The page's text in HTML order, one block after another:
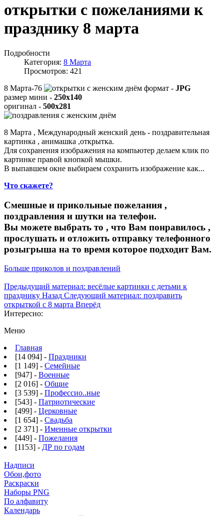
открытки с пожеланиями к
празднику 8 марта
Подробности
Категория: 8 Марта
Просмотров: 421
8 Марта-76
формат - JPG
размер мини - 250x140
оригинал - 500x281
8 Марта , Международный женский день - поздравительная
картинка , анимашка ,открытка.
Для сохранения изображения на компьютер делаем клик по
картинке правой кнопкой мышки.
В выпавшем окне выбираем сохранить изображение как...
Что скажете?
Смешные и прикольные пожелания ,
поздравления и шутки на телефон.
Вы можете выбрать то , что Вам понравилось ,
прослушать и отложить отправку телефонного
розыгрыша на то время которое подходит Вам.
Больше приколов и поздравлений
Предыдущий материал: весёлые картинки с детьми к
празднику Назад Следующий материал: поздравить
открыткой с 8 марта Вперёд
Интересно:
Меню
Главная
[14 094] - Праздники
[1 149] - Семейные
[947] - Военные
[2 016] - Общие
[3 539] - Профессио..ные
[543] - Патриотические
[499] - Церковные
[1 654] - Свадьба
[2 371] - Именные открытки
[449] - Пожелания
[1153] - ДР по годам
Надписи
Обои,фото
Раскраски
Наборы PNG
По алфавиту
Календарь